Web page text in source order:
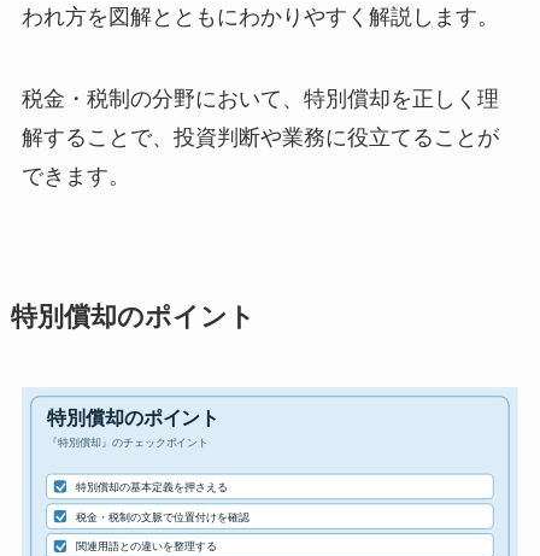
われ方を図解とともにわかりやすく解説します。
税金・税制の分野において、特別償却を正しく理
解することで、投資判断や業務に役立てることが
できます。
特別償却のポイント